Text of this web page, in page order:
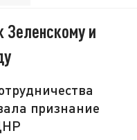
Зеленскому и
признание